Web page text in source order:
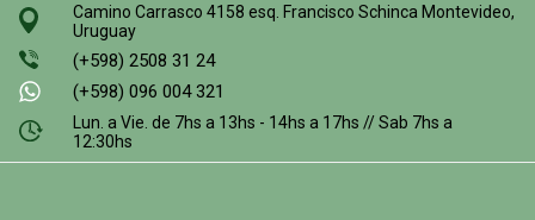
Camino Carrasco 4158 esq. Francisco Schinca Montevideo,
Uruguay
(+598) 2508 31 24
(+598) 096 004 321
Lun. a Vie. de 7hs a 13hs - 14hs a 17hs // Sab 7hs a
12:30hs